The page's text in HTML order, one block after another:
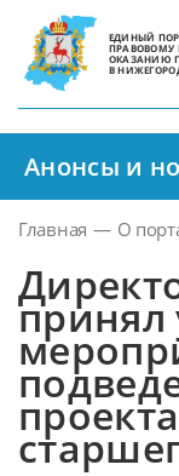
ЕДИНЫЙ
ПРАВОВОМУ
ОКАЗАНИЮ
В
Анонсы и
Главная — О
принял